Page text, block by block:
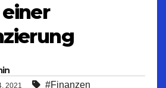
2021 #Finanzen